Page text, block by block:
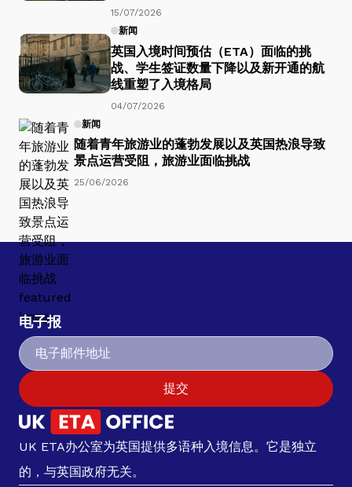
15/07/2026
新闻
英国入境时间预估（ETA）面临的挑
战、学生签证数量下降以及新开通的航
线重塑了入境格局
04/07/2026
新闻
随着青年旅游业的蓬勃发展以及英国热浪导致
景点运营受阻，旅游业面临挑战
25/06/2026
电子报
提交
UK ETA办公室为英国提供多语种入境信息。它是独立
的，与英国政府无关。